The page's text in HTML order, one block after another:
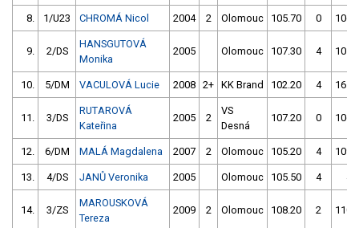
8. 1/U23 CHROMÁ Nicol 2004 2 Olomouc 105.70 0
9. 2/DS
HANSGUTOVÁ
Monika
2005 Olomouc 107.30 4
10. 5/DM VACULOVÁ Lucie 2008 2+ KK Brand 102.20 4
11. 3/DS
RUTAROVÁ
Kateřina
2005 2
VS
Desná
107.20 0
12. 6/DM MALÁ Magdalena 2007 2 Olomouc 105.20 4
13. 4/DS JANŮ Veronika 2005 Olomouc 105.50 4
14. 3/ZS
MAROUSKOVÁ
Tereza
2009 2 Olomouc 108.20 2